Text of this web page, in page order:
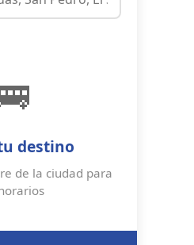
destino
de la ciudad para